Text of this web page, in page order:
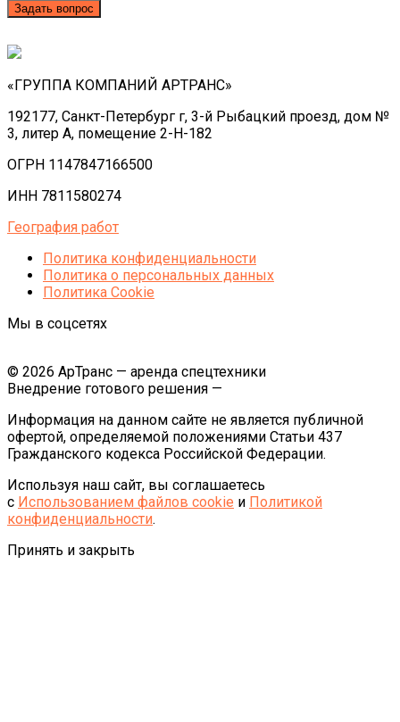
Задать вопрос
«ГРУППА КОМПАНИЙ АРТРАНС»
192177, Санкт-Петербург г, 3-й Рыбацкий проезд, дом №
3, литер А, помещение 2-Н-182
ОГРН 1147847166500
ИНН 7811580274
География работ
Политика конфиденциальности
Политика o персональных данных
Политика Cookie
Мы в соцсетях
© 2026 АрТранс — аренда спецтехники
Внедрение готового решения —
Информация на данном сайте не является публичной
офертой, определяемой положениями Статьи 437
Гражданского кодекса Российской Федерации.
Используя наш сайт, вы соглашаетесь
с Использованием файлов cookie и Политикой
конфиденциальности.
Принять и закрыть